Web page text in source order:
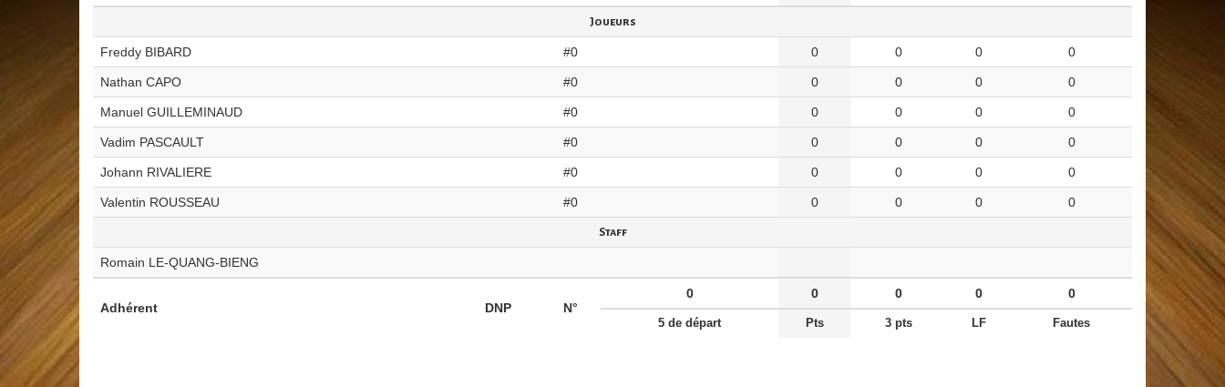
Joueurs
Freddy BIBARD #0 0 0 0 0
Nathan CAPO #0 0 0 0 0
Manuel GUILLEMINAUD #0 0 0 0 0
Vadim PASCAULT #0 0 0 0 0
Johann RIVALIERE #0 0 0 0 0
Valentin ROUSSEAU #0 0 0 0 0
Staff
Romain LE-QUANG-BIENG
Adhérent DNP N°
0 0 0 0 0
5 de départ Pts 3 pts LF Fautes